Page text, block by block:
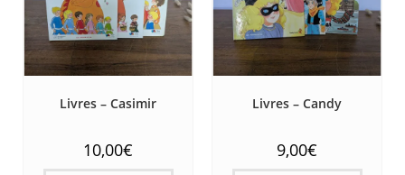
Livres – Casimir
10,00€
Livres – Candy
9,00€